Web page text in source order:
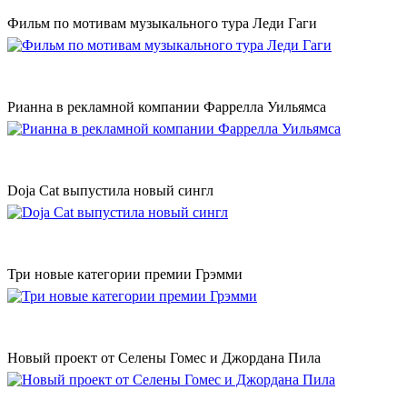
Фильм по мотивам музыкального тура Леди Гаги
Рианна в рекламной компании Фаррелла Уильямса
Doja Cat выпустила новый сингл
Три новые категории премии Грэмми
Новый проект от Селены Гомес и Джордана Пила